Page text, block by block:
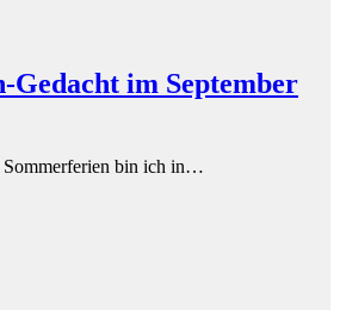
Gedacht im September
Sommerferien bin ich in…